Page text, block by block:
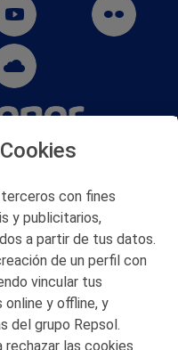
S.A.
con fines
y publicitarios,
a partir de tus datos.
de un perfil con
vincular tus
y offline, y
del grupo Repsol.
rechazar las cookies